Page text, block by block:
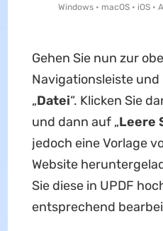
Windows • macOS • iOS •
Gehen Sie nun zur
Navigationsleiste und
„Datei“. Klicken Sie
und dann auf „Leere
jedoch eine Vorlage
Website
Sie diese in UPDF
entsprechend